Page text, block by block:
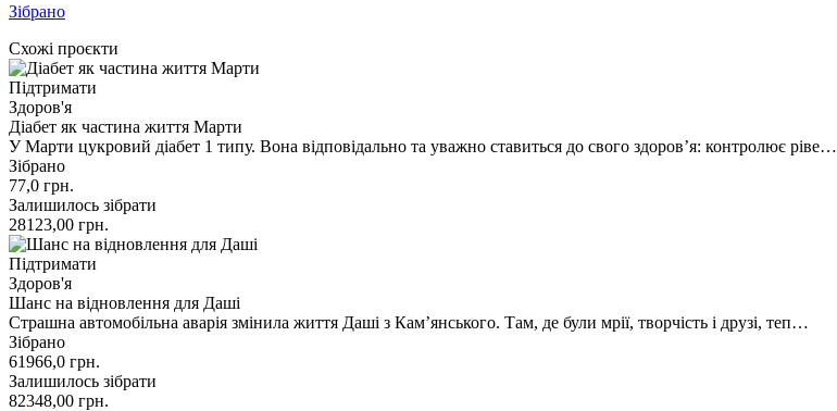
Зібрано
Схожі проєкти
Підтримати
Здоров'я
Діабет як частина життя Марти
У Марти цукровий діабет 1 типу. Вона відповідально та уважно ставиться до свого здоров’я: контролює ріве…
Зібрано
77,0 грн.
Залишилось зібрати
28123,00 грн.
Підтримати
Здоров'я
Шанс на відновлення для Даші
Страшна автомобільна аварія змінила життя Даші з Кам’янського. Там, де були мрії, творчість і друзі, теп…
Зібрано
61966,0 грн.
Залишилось зібрати
82348,00 грн.